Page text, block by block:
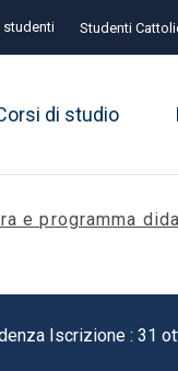
studenti Studenti
di studio
e programma
Iscrizione : 31